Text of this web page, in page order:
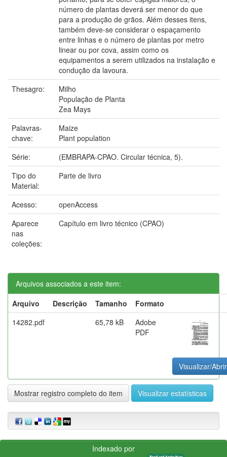
número de plantas deverá ser menor do que
para a produção de grãos. Além desses itens,
também deve-se considerar o espaçamento
entre linhas e o número de plantas por metro
linear ou por cova, assim como os
equipamentos a serem utilizados na instalação e
condução da lavoura.
Thesagro:
Milho
População de Planta
Zea Mays
Palavras-
chave:
Maize
Plant population
Série:
(EMBRAPA-CPAO. Circular técnica, 5).
Tipo do
Material:
Parte de livro
Acesso:
openAccess
Aparece
nas
coleções:
Capítulo em livro técnico (CPAO)
Arquivos associados a este item:
Arquivo
Descrição Tamanho
Formato
14282.pdf
65,78 kB
Adobe
PDF
Visualizar/Abrir
Mostrar registro completo do item Visualizar estatísticas
Indexado por